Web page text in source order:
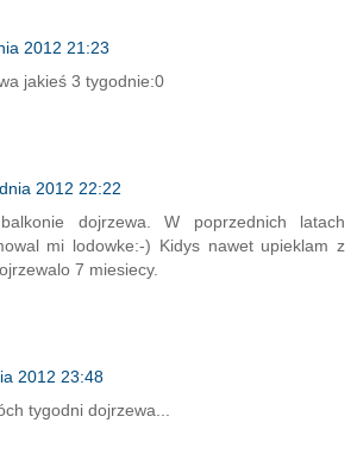
2012 21:23
jakieś 3 tygodnie:0
2012 22:22
dojrzewa. W poprzednich latach
mi lodowke:-) Kidys nawet upieklam z
7 miesiecy.
2012 23:48
tygodni dojrzewa...